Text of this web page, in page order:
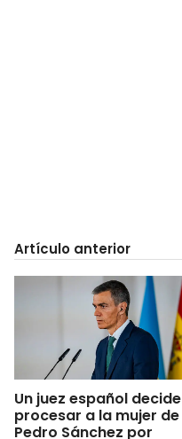
Artículo anterior
Un juez español decide
procesar a la mujer de
Pedro Sánchez por